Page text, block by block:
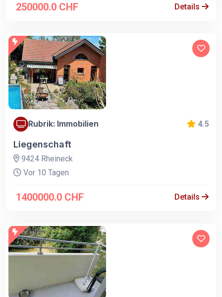
250000.0 CHF Details
Rubrik: Immobilien 4.5
Liegenschaft
9424 Rheineck
Vor 10 Tagen
1400000.0 CHF Details